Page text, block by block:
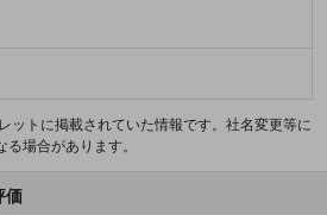
ットに掲載されていた情報です。社名変更等に
る場合があります。
価